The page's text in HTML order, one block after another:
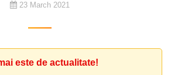
23 March 2021
este de actualitate!